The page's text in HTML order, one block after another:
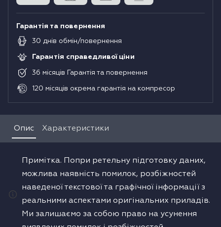
Гарантія та повернення
30 днів обмін/повернення
Гарантія справедливої ціни
36 місяців Гарантія та повернення
120 місяців окрема гарантія на компресор
Опис Характеристики
Примітка. Попри ретельну підготовку даних,
можлива наявність помилок, розбіжностей
наведеної текстової та графічної інформації з
реальними аспектами оригінальних приладів.
Ми залишаємо за собою право на усунення